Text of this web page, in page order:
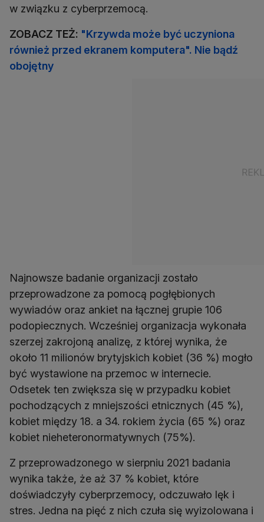
w związku z cyberprzemocą.
ZOBACZ TEŻ: "Krzywda może być uczyniona
również przed ekranem komputera". Nie bądź
obojętny
Najnowsze badanie organizacji zostało
przeprowadzone za pomocą pogłębionych
wywiadów oraz ankiet na łącznej grupie 106
podopiecznych. Wcześniej organizacja wykonała
szerzej zakrojoną analizę, z której wynika, że
około 11 milionów brytyjskich kobiet (36 %) mogło
być wystawione na przemoc w internecie.
Odsetek ten zwiększa się w przypadku kobiet
pochodzących z mniejszości etnicznych (45 %),
kobiet między 18. a 34. rokiem życia (65 %) oraz
kobiet nieheteronormatywnych (75%).
Z przeprowadzonego w sierpniu 2021 badania
wynika także, że aż 37 % kobiet, które
doświadczyły cyberprzemocy, odczuwało lęk i
stres. Jedna na pięć z nich czuła się wyizolowana i